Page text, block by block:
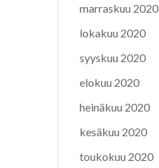
marraskuu 2020
lokakuu 2020
syyskuu 2020
elokuu 2020
heinäkuu 2020
kesäkuu 2020
toukokuu 2020